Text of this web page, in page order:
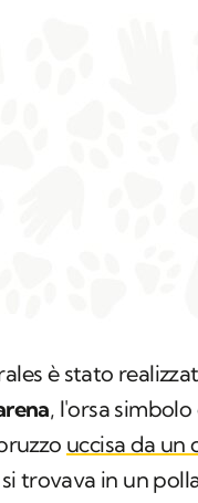
è stato
, l'orsa
uccisa da un
trovava in un